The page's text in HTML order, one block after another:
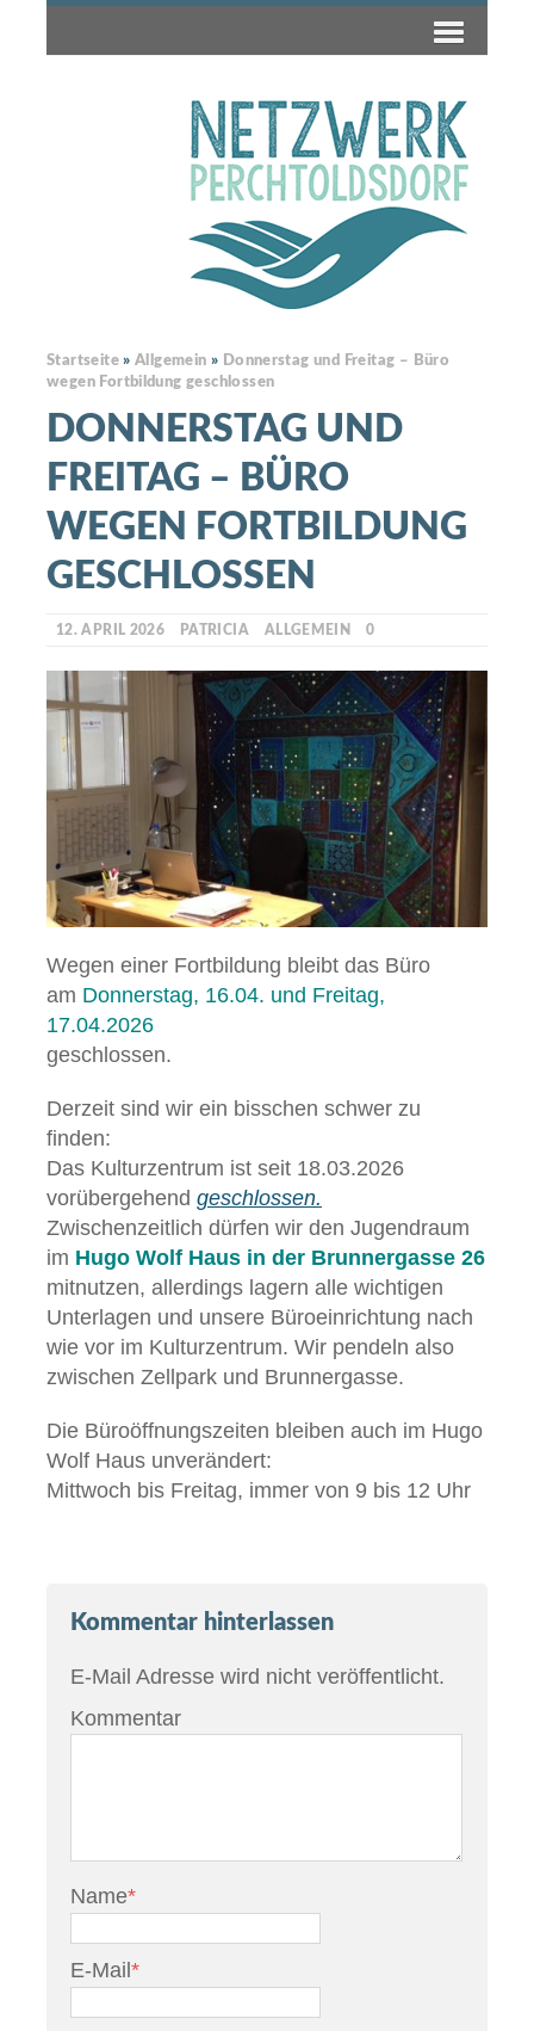
Startseite » Allgemein » Donnerstag und Freitag – Büro
wegen Fortbildung geschlossen
DONNERSTAG UND
FREITAG – BÜRO
WEGEN FORTBILDUNG
GESCHLOSSEN
12. APRIL 2026 PATRICIA ALLGEMEIN 0
Wegen einer Fortbildung bleibt das Büro
am Donnerstag, 16.04. und Freitag,
17.04.2026
geschlossen.
Derzeit sind wir ein bisschen schwer zu
finden:
Das Kulturzentrum ist seit 18.03.2026
vorübergehend geschlossen.
Zwischenzeitlich dürfen wir den Jugendraum
im Hugo Wolf Haus in der Brunnergasse 26
mitnutzen, allerdings lagern alle wichtigen
Unterlagen und unsere Büroeinrichtung nach
wie vor im Kulturzentrum. Wir pendeln also
zwischen Zellpark und Brunnergasse.
Die Büroöffnungszeiten bleiben auch im Hugo
Wolf Haus unverändert:
Mittwoch bis Freitag, immer von 9 bis 12 Uhr
Kommentar hinterlassen
E-Mail Adresse wird nicht veröffentlicht.
Kommentar
Name*
E-Mail *